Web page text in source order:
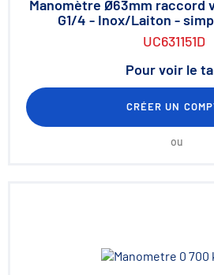
Manomètre Ø63mm raccord
G1/4 - Inox/Laiton -
UC631151D
Pour voir le
CRÉER UN
ou